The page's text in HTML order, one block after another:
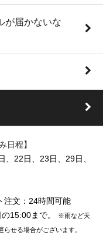
が届かないな
日程】
、22日、23日、29日、
文：24時間可能
15:00まで。
※雨など天
せる場合がございます。